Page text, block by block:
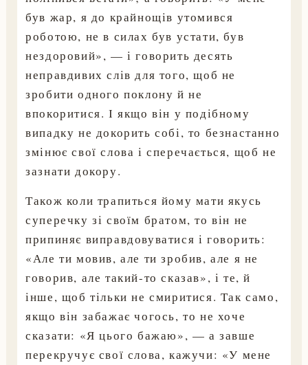
був жар, я до крайнощів утомився
роботою, не в силах був устати, був
нездоровий», — і говорить десять
неправдивих слів для того, щоб не
зробити одного поклону й не
впокоритися. І якщо він у подібному
випадку не докорить собі, то безнастанно
змінює свої слова і сперечається, щоб не
зазнати докору.
Також коли трапиться йому мати якусь
суперечку зі своїм братом, то він не
припиняє виправдовуватися і говорить:
«Але ти мовив, але ти зробив, але я не
говорив, але такий-то сказав», і те, й
інше, щоб тільки не смиритися. Так само,
якщо він забажає чогось, то не хоче
сказати: «Я цього бажаю», — а завше
перекручує свої слова, кажучи: «У мене